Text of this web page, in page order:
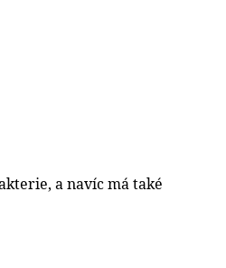
a navíc má také